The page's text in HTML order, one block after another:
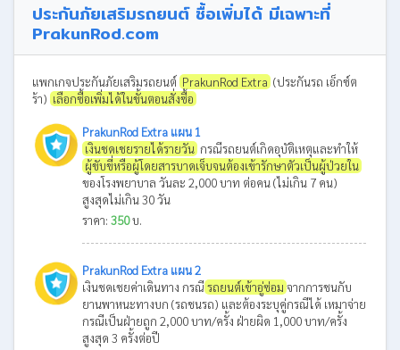
ประกันภัยเสริมรถยนต์ ซื้อเพิ่มได้ มีเฉพาะที่
PrakunRod.com
แพกเกจประกันภัยเสริมรถยนต์ PrakunRod Extra (ประกันรถ เอ็กซ์ต
ร้า) เลือกซื้อเพิ่มได้ในขั้นตอนสั่งซื้อ
PrakunRod Extra แผน 1
เงินชดเชยรายได้รายวัน กรณีรถยนต์เกิดอุบัติเหตุและทำให้
ผู้ขับขี่หรือผู้โดยสารบาดเจ็บจนต้องเข้ารักษาตัวเป็นผู้ป่วยใน
ของโรงพยาบาล วันละ 2,000 บาท ต่อคน (ไม่เกิน 7 คน)
สูงสุดไม่เกิน 30 วัน
ราคา: 350บ.
PrakunRod Extra แผน 2
เงินชดเชยค่าเดินทาง กรณี รถยนต์เข้าอู่ซ่อม จากการชนกับ
ยานพาหนะทางบก (รถชนรถ) และต้องระบุคู่กรณีได้ เหมาจ่าย
กรณีเป็นฝ่ายถูก 2,000 บาท/ครั้ง ฝ่ายผิด 1,000 บาท/ครั้ง
สูงสุด 3 ครั้งต่อปี